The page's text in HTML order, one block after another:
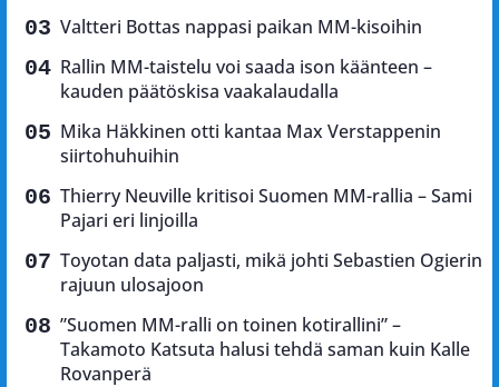
Valtteri Bottas nappasi paikan MM-kisoihin
Rallin MM-taistelu voi saada ison käänteen –
kauden päätöskisa vaakalaudalla
Mika Häkkinen otti kantaa Max Verstappenin
siirtohuhuihin
Thierry Neuville kritisoi Suomen MM-rallia – Sami
Pajari eri linjoilla
Toyotan data paljasti, mikä johti Sebastien Ogierin
rajuun ulosajoon
”Suomen MM-ralli on toinen kotirallini” –
Takamoto Katsuta halusi tehdä saman kuin Kalle
Rovanperä